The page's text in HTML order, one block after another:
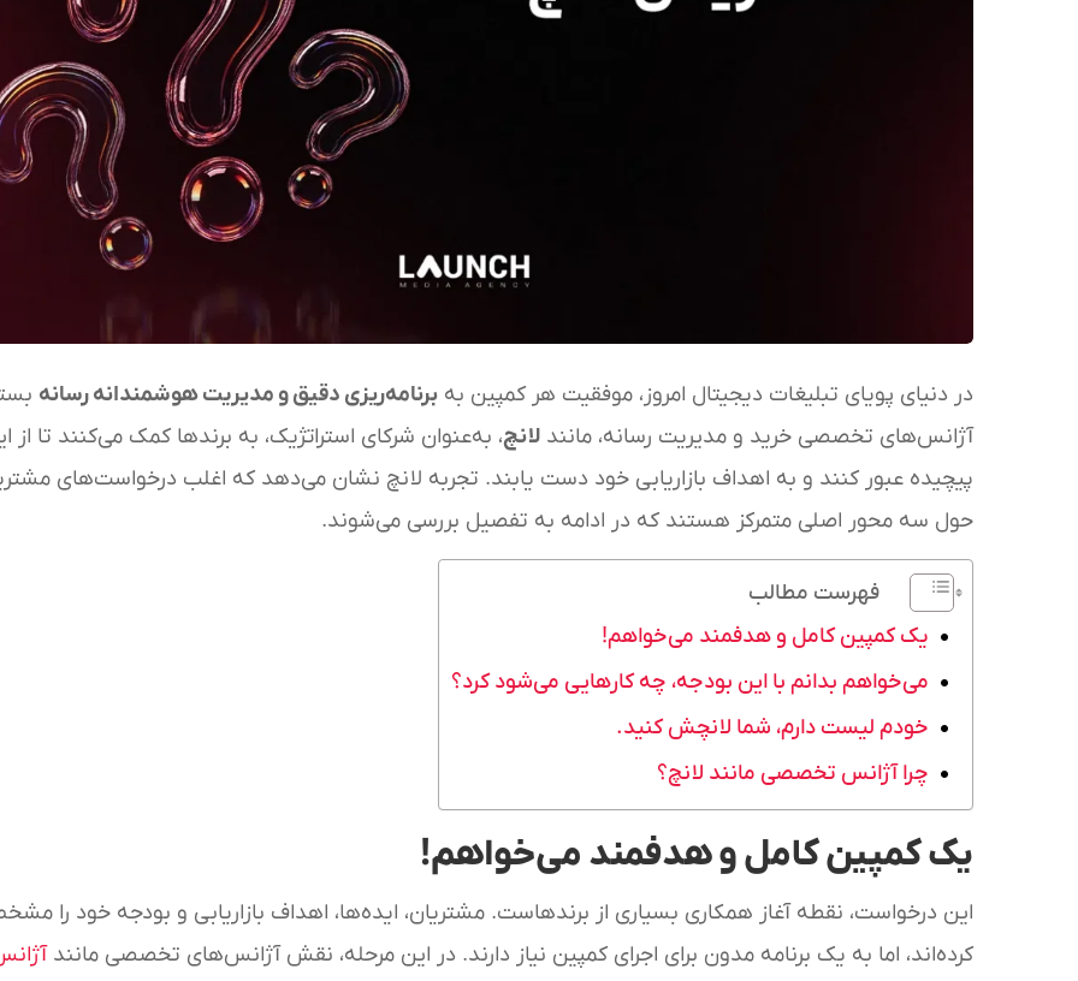
در دنیای پویای تبلیغات دیجیتال امروز، موفقیت هر کمپین به برنامه‌ریزی دقیق و مدیریت هوشمندانه رسانه
آژانس‌های تخصصی خرید و مدیریت رسانه، مانند لانچ، به‌عنوان شرکای استراتژیک، به برندها کمک می‌کنند تا از
پیچیده عبور کنند و به اهداف بازاریابی خود دست یابند. تجربه لانچ نشان می‌دهد که اغلب درخواست‌های
حول سه محور اصلی متمرکز هستند که در ادامه به تفصیل بررسی می‌شوند.
فهرست مطالب
یک کمپین کامل و هدفمند می‌خواهم!
می‌خواهم بدانم با این بودجه، چه کارهایی می‌شود کرد؟
خودم لیست دارم، شما لانچش کنید.
چرا آژانس تخصصی مانند لانچ؟
یک کمپین کامل و هدفمند می‌خواهم!
این درخواست، نقطه آغاز همکاری بسیاری از برندهاست. مشتریان، ایده‌ها، اهداف بازاریابی و بودجه خود را
کرده‌اند، اما به یک برنامه مدون برای اجرای کمپین نیاز دارند. در این مرحله، نقش آژانس‌های تخصصی مانند